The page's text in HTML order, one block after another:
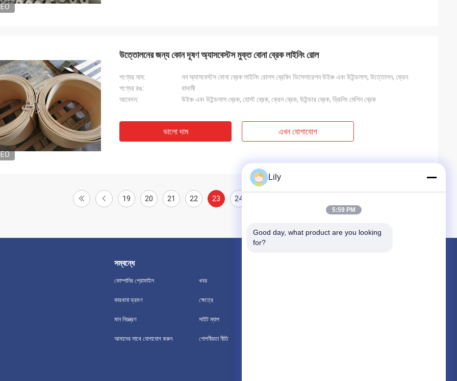
উত্তোলনের জন্য কোন দূষণ অ্যাসবেস্টস মুক্ত বোনা ব্রেক লাইনিং রোল
পণ্যের নাম:
নন অ্যাসবেস্টস বোনা ব্রেক লাইনিং রোলস ব্রেকিং ডিসেলারেশন উইঞ্চ এবং উইন্ডলাস, উত্তোলন, ক্রেন
পণ্যের রঙ:
বাদামী
আবেদন:
উইঞ্চ এবং উইন্ডলাস ব্রেক, হোস্ট ব্রেক, ক্রেন ব্রেক, উইন্ডার ব্রেক, ড্রিলিং মেশিন ব্রেক
ভালো দাম এখন যোগাযোগ
19 20 21 22 23 24
সম্বন্ধে
কোম্পানির প্রোফাইল
কারখানা ভ্রমণ
মান নিয়ন্ত্রণ
আমাদের সাথে যোগাযোগ করুন
খবর
ক্ষেত্রে
সাইট ম্যাপ
গোপনীয়তা নীতি
Lily
5:59 PM
Good day, what product are you looking
for?